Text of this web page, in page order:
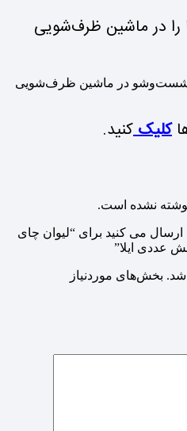
را در ماشین ظرف‌شویی
شست‌وشو در ماشین ظرف‌شویی
کلیککنید.
نشده است.
ارسال می کنید برای “لیوان چای
شد. بخش‌های موردنیاز